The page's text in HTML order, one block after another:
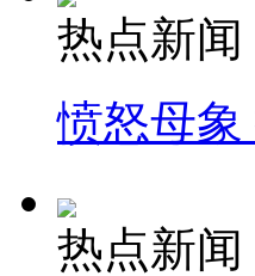
热点新闻
愤怒母
热点新闻